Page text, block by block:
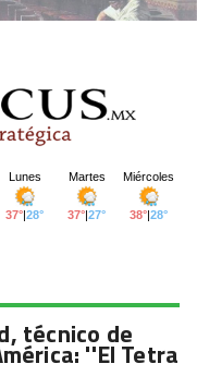
técnico de
''El Tetra